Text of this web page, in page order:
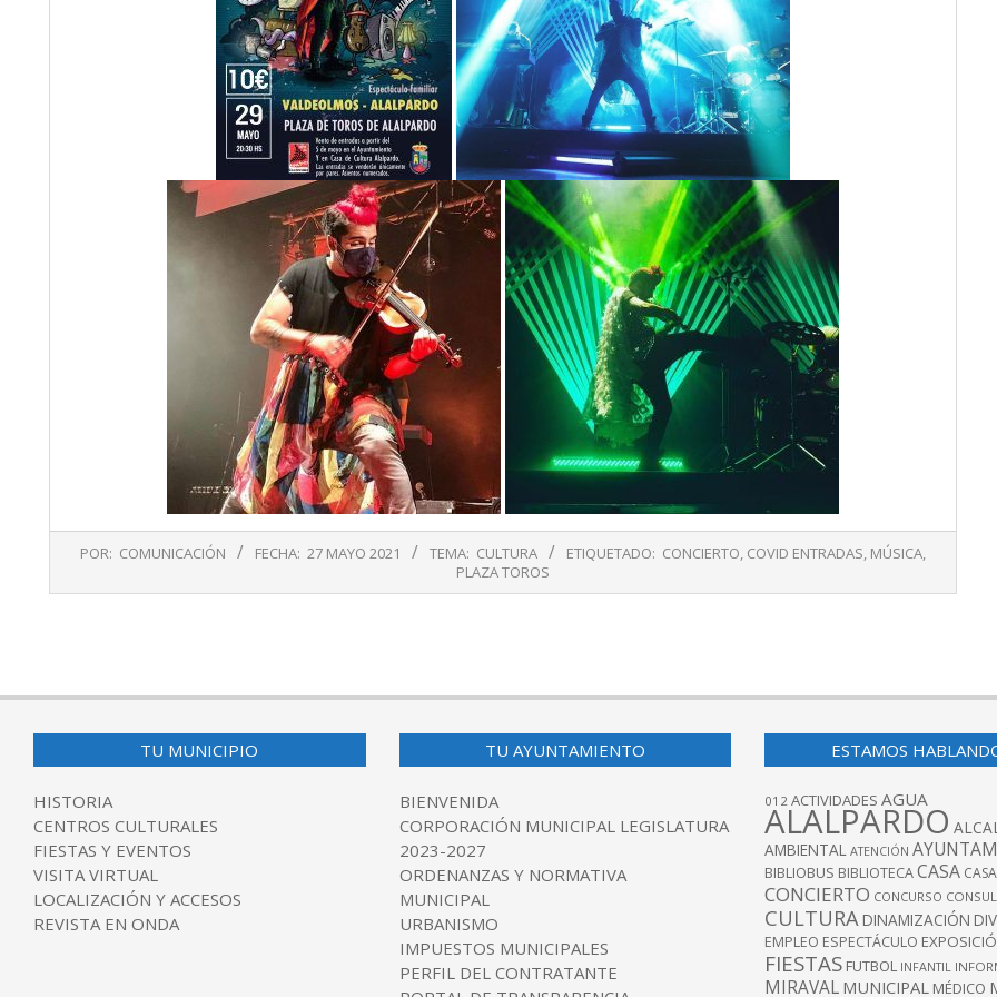
27
POR: COMUNICACIÓN FECHA: 27 MAYO 2021 TEMA: CULTURA ETIQUETADO: CONCIERTO, COVID ENTRADAS, MÚSICA,
PLAZA TOROS
TU MUNICIPIO
HISTORIA
CENTROS CULTURALES
FIESTAS Y EVENTOS
VISITA VIRTUAL
LOCALIZACIÓN Y ACCESOS
REVISTA EN ONDA
TU AYUNTAMIENTO
BIENVENIDA
CORPORACIÓN MUNICIPAL LEGISLATURA
2023-2027
ORDENANZAS Y NORMATIVA
MUNICIPAL
URBANISMO
IMPUESTOS MUNICIPALES
PERFIL DEL CONTRATANTE
ESTAMOS
012 ACTIVIDADES AGUA
ALALPARDO
AMBIENTAL ATENCIÓN
BIBLIOBUS BIBLIOTECACASA
CONCIERTO CONCURSO
CULTURA DINAMIZACIÓN
EMPLEO ESPECTÁCULO
FIESTAS FUTBOL INFANTIL
MIRAVAL MUNICIPAL MÉDICO